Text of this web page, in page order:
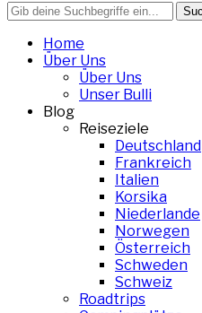
Search
for:
Home
Über Uns
Über Uns
Unser Bulli
Blog
Reiseziele
Deutschland
Frankreich
Italien
Korsika
Niederlande
Norwegen
Österreich
Schweden
Schweiz
Roadtrips